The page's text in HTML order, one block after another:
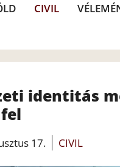
CIVIL
identitás
17. CIVIL